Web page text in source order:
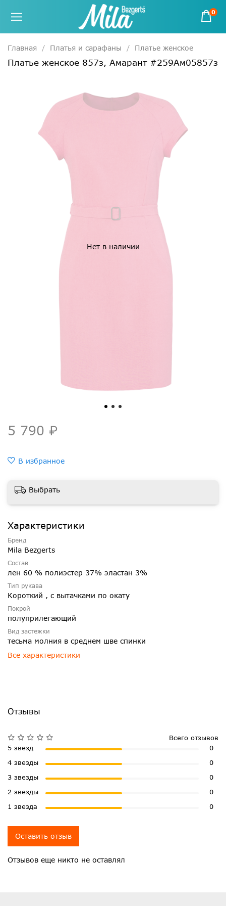
0
Главная Платья и сарафаны Платье женское
Платье женское 857з, Амарант #259Ам05857з
Нет в наличии
5 790 ₽
В избранное
Выбрать
Характеристики
Бренд
Mila Bezgerts
Состав
лен 60 % полиэстер 37% эластан 3%
Тип рукава
Короткий , с вытачками по окату
Покрой
полуприлегающий
Вид застежки
тесьма молния в среднем шве спинки
Все характеристики
Отзывы
Отзывов еще никто не оставлял
Всего отзывов
5 звезд
0
4 звезды
0
3 звезды
0
2 звезды
0
1 звезда
0
Оставить отзыв